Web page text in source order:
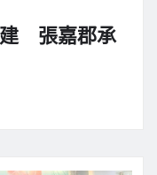
建 張嘉郡承